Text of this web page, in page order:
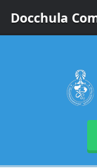
Docchula